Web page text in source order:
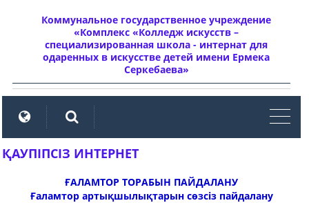
Коммунальное государственное учреждение
«Комплекс «Колледж искусств –
специализированная школа - интернат для
одаренных в искусстве детей имени Ермека
Серкебаева»
ҚАУПІПСІЗ ИНТЕРНЕТ
ҒАЛАМТОР ТОРАБЫН ПАЙДАЛАНУ
Ғаламтор артықшылықтарын сөзсіз пайдалану